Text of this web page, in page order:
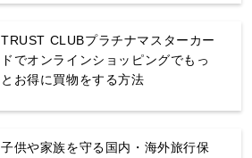
TRUST CLUBプラチナマスターカー
ドでオンラインショッピングでもっ
とお得に買物をする方法
子供や家族を守る国内・海外旅行保